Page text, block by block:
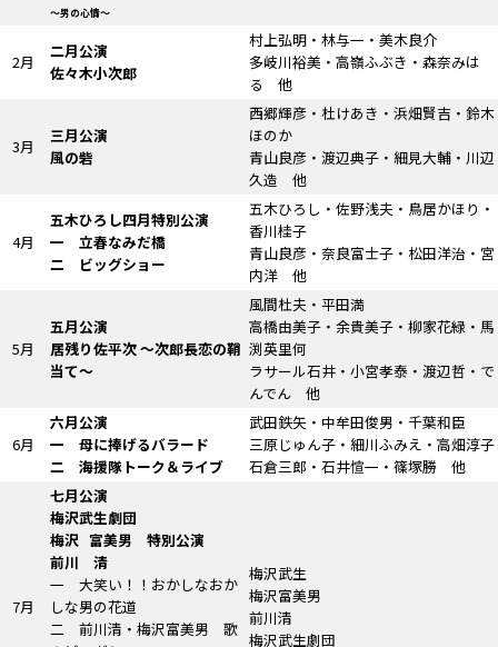
～男の心情～
2月
二月公演
佐々木小次郎
村上弘明・林与一・美木良介
多岐川裕美・高嶺ふぶき・森奈みは
る 他
3月
三月公演
風の砦
西郷輝彦・杜けあき・浜畑賢吉・鈴木
ほのか
青山良彦・渡辺典子・細見大輔・川辺
久造 他
4月
五木ひろし四月特別公演
一 立春なみだ橋
二 ビッグショー
五木ひろし・佐野浅夫・鳥居かほり・
香川桂子
青山良彦・奈良富士子・松田洋治・宮
内洋 他
5月
五月公演
居残り佐平次～次郎長恋の鞘
当て～
風間杜夫・平田満
高橋由美子・余貴美子・柳家花緑・馬
渕英里何
ラサール石井・小宮孝泰・渡辺哲・で
んでん 他
6月
六月公演
一 母に捧げるバラード
二 海援隊トーク＆ライブ
武田鉄矢・中牟田俊男・千葉和臣
三原じゅん子・細川ふみえ・高畑淳子
石倉三郎・石井愃一・篠塚勝 他
7月
七月公演
梅沢武生劇団
梅沢 富美男 特別公演
前川 清
一 大笑い！！おかしなおか
しな男の花道
二 前川清・梅沢富美男 歌
梅沢武生
梅沢富美男
前川清
梅沢武生劇団